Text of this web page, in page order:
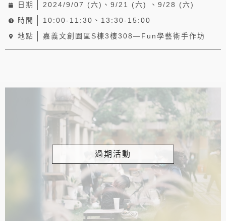
日期
2024/9/07 (六)、9/21 (六) 、9/28 (六)
時間
10:00-11:30、13:30-15:00
地點
嘉義文創園區S棟3樓308—Fun學藝術手作坊
過期活動